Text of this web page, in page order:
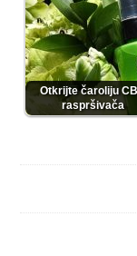
Otkrijte čaroliju
raspršivača